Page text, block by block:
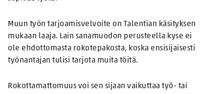
Muun työn tarjoamisvelvoite on Talentian käsityksen
mukaan laaja. Lain sanamuodon perusteella kyse ei
ole ehdottomasta rokotepakosta, koska ensisijaisesti
työnantajan tulisi tarjota muita töitä.
Rokottamattomuus voi sen sijaan vaikuttaa työ- tai